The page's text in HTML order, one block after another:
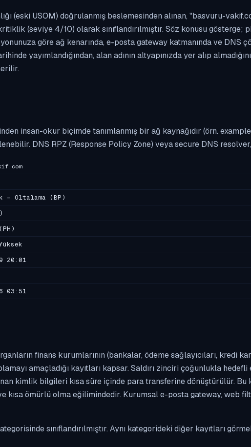
(eski USOM) doğrulanmış beslemesinden alınan, "basvuru-
(seviye 4/10) olarak sınıflandırılmıştır. Söz konusu
göre ağ kenarında, e-posta gateway katmanında ve
yayımlandığından, alan adının altyapınızda yer alıp
insan-okur biçimde tanımlanmış bir ağ kaynağıdır (örn.
DNS RPZ (Response Policy Zone) veya secure DNS
- Oltalama (BP)
(PH)
20:01
03:51
finans kurumlarının (bankalar, ödeme sağlayıcıları,
amaçladığı kayıtları kapsar. Saldırı zinciri çoğunlukla
kimlik bilgileri kısa süre içinde para transferine dönüştürülür.
kısa ömürlü olma eğilimindedir. Kurumsal e-posta gateway, web
sınıflandırılmıştır. Aynı kategorideki diğer kayıtları